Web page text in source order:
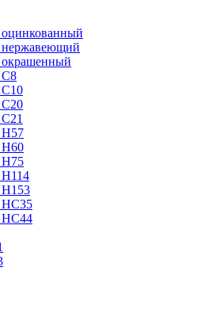
С8
С10
С20
Н57
Н60
Н75
Н153
НС35
НС44